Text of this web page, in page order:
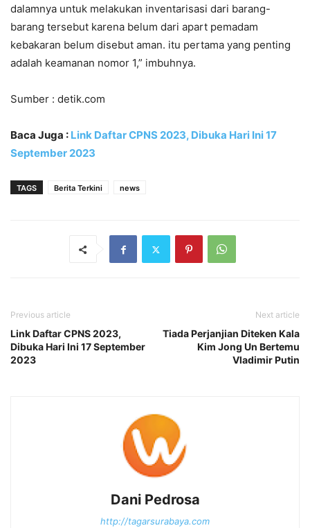
dalamnya untuk melakukan inventarisasi dari barang-
barang tersebut karena belum dari apart pemadam
kebakaran belum disebut aman. itu pertama yang penting
adalah keamanan nomor 1,” imbuhnya.
Sumber : detik.com
Baca Juga : Link Daftar CPNS 2023, Dibuka Hari Ini 17
September 2023
TAGS Berita Terkini news
Previous article
Link Daftar CPNS 2023,
Dibuka Hari Ini 17 September
2023
Next article
Tiada Perjanjian Diteken Kala
Kim Jong Un Bertemu
Vladimir Putin
Dani Pedrosa
http://tagarsurabaya.com